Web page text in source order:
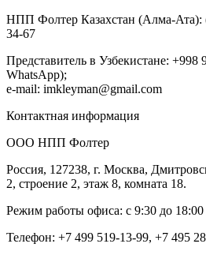
НПП Фолтер Казахстан (Алма-Ата):
34-67
Представитель в Узбекистане: +998
WhatsApp);
e-mail: imkleyman@gmail.com
Контактная информация
ООО НПП Фолтер
Россия, 127238, г. Москва,
2, строение 2, этаж 8, комната 18.
Режим работы офиса: с 9:30 до
Телефон: +7 499 519-13-99, +7 495